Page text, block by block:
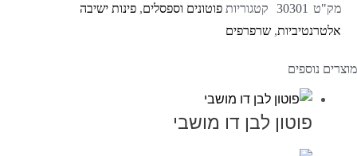
מק"ט 30301 קטגוריות פוטונים וספסלים, פינות ישיבה
אלטרנטיביות, שרפרפים
מוצרים נוספים
פוטון לבן דו מושבי